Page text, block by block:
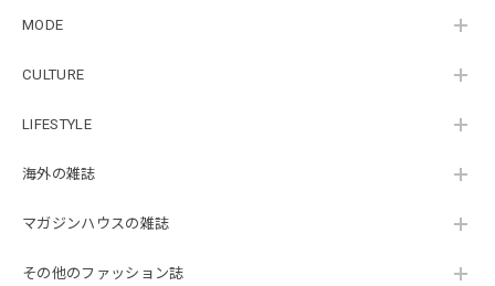
MODE
CULTURE
LIFESTYLE
海外の雑誌
マガジンハウスの雑誌
その他のファッション誌